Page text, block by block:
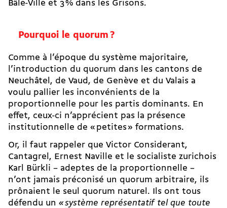
Bâle-Ville et 3 % dans les Grisons.
Pourquoi le quorum ?
Comme à l’époque du système majoritaire,
l’introduction du quorum dans les cantons de
Neuchâtel, de Vaud, de Genève et du Valais a
voulu pallier les inconvénients de la
proportionnelle pour les partis dominants. En
effet, ceux-ci n’apprécient pas la présence
institutionnelle de « petites » formations.
Or, il faut rappeler que Victor Considerant,
Cantagrel, Ernest Naville et le socialiste zurichois
Karl Bürkli – adeptes de la proportionnelle –
n’ont jamais préconisé un quorum arbitraire, ils
prônaient le seul quorum naturel. Ils ont tous
défendu un « système représentatif tel que toute